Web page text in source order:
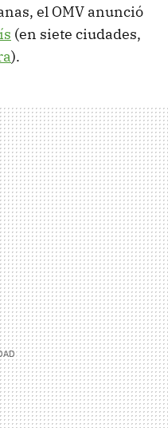
el OMV anunció
(en siete ciudades,
).